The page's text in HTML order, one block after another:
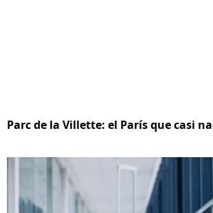
Parc de la Villette: el París que casi